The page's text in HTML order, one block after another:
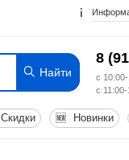
Найти
8
с
с
Скидки 🆕 Новинки